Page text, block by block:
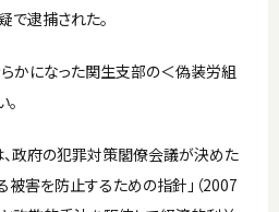
で逮捕された。
かになった関生支部の＜偽装労組
政府の犯罪対策閣僚会議が決めた
被害を防止するための指針」（2007